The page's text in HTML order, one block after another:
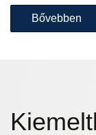
Bővebben
Kiemelt